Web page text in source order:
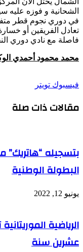
الشحانية و فوزه عليه
في دوري نجوم قطر
تعادل الفريقين أو
فاصلة مع نادي دوري
محمد محمود أحمدي
فيسبوك تويتر
البريد
مقالات ذات صلة
بتسجيله
البطولة الوطنية
يونيو 12, 2022
الرياضية
عشرين سنة